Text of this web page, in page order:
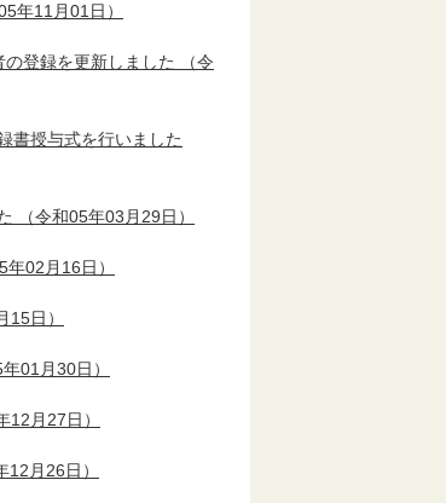
年11月01日）
登録を更新しました
（令
書授与式を行いました
（令和05年03月29日）
年02月16日）
15日）
01月30日）
12月27日）
12月26日）